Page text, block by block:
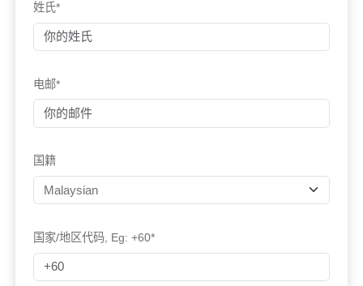
姓氏*
电邮*
国籍
国家/地区代码, Eg: +60*